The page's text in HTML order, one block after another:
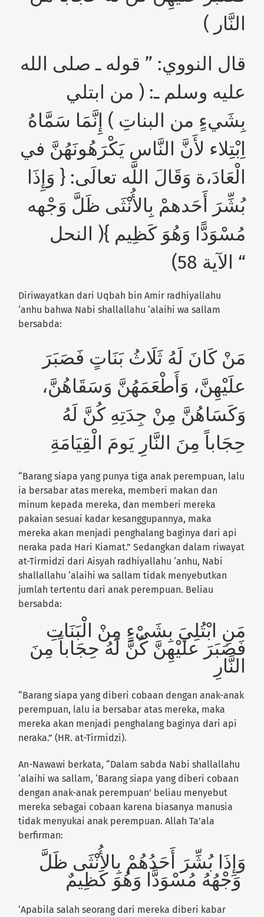
النَّار )
قال النووي: ” قوله ـ صلى الله
عليه وسلم ـ: ( من ابتلي
بِشَيءٍ من البناتِ ) إِنَّمَا سَمَّاهُ
اِبْتِلاء لأَنَّ النَّاس يَكْرَهُونَهُنَّ في
الْعَادَ،ة وَقَالَ اللَّه تعالَى: { وَإِذَا
بُشِّرَ أَحَدهمْ بِالأُنْثَى ظَلَّ وَجْهه
مُسْوَدًّا وَهُوَ كَظِيم }( النحل
الآية 58) “
Diriwayatkan dari Uqbah bin Amir radhiyallahu
‘anhu bahwa Nabi shallallahu ‘alaihi wa sallam
bersabda:
مَنْ كَانَ لَهُ ثَلَاثُ بَنَاتٍ فَصَبَرَ
علَيْهِنَّ، وَأَطْعَمَهُنَّ وَسَقَاهُنَّ،
وَكَسَاهُنَّ مِنْ جِدَتِهِ كُنَّ لَهُ
حِجَاباً مِنَ النَّارِ يَومَ الْقِيَامَةِ
“Barang siapa yang punya tiga anak perempuan, lalu
ia bersabar atas mereka, memberi makan dan
minum kepada mereka, dan memberi mereka
pakaian sesuai kadar kesanggupannya, maka
mereka akan menjadi penghalang baginya dari api
neraka pada Hari Kiamat.” Sedangkan dalam riwayat
at-Tirmidzi dari Aisyah radhiyallahu ‘anhu, Nabi
shallallahu ‘alaihi wa sallam tidak menyebutkan
jumlah tertentu dari anak perempuan. Beliau
bersabda:
مَنِ ابْتُلِيَ بِشَىْءٍ مِنْ الْبَنَاتِ
فَصَبَرَ علَيْهِنَّ كُنَّ لَهُ حِجَاباً مِنَ
النَّارِ
“Barang siapa yang diberi cobaan dengan anak-anak
perempuan, lalu ia bersabar atas mereka, maka
mereka akan menjadi penghalang baginya dari api
neraka.” (HR. at-Tirmidzi).
An-Nawawi berkata, “Dalam sabda Nabi shallallahu
‘alaihi wa sallam,‘Barang siapa yang diberi cobaan
dengan anak-anak perempuan’ beliau menyebut
mereka sebagai cobaan karena biasanya manusia
tidak menyukai anak perempuan. Allah Ta’ala
berfirman:
وَإِذَا بُشِّرَ أَحَدُهُمْ بِالأُنْثَى ظَلَّ
وَجْهُهُ مُسْوَدًّا وَهُوَ كَظِيمٌ
‘Apabila salah seorang dari mereka diberi kabar